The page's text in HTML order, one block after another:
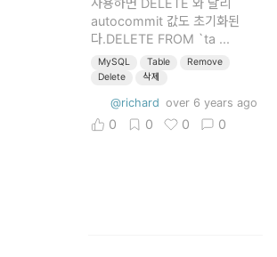
autocommit 값도 초기화된
다.DELETE FROM `ta ...
MySQL Table
Remove
Delete
삭제
@richard over 6 years ago
0 0 0 0